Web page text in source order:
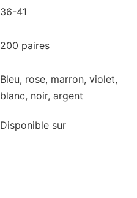
36-41
200 paires
Bleu, rose, marron, violet,
blanc, noir, argent
Disponible sur